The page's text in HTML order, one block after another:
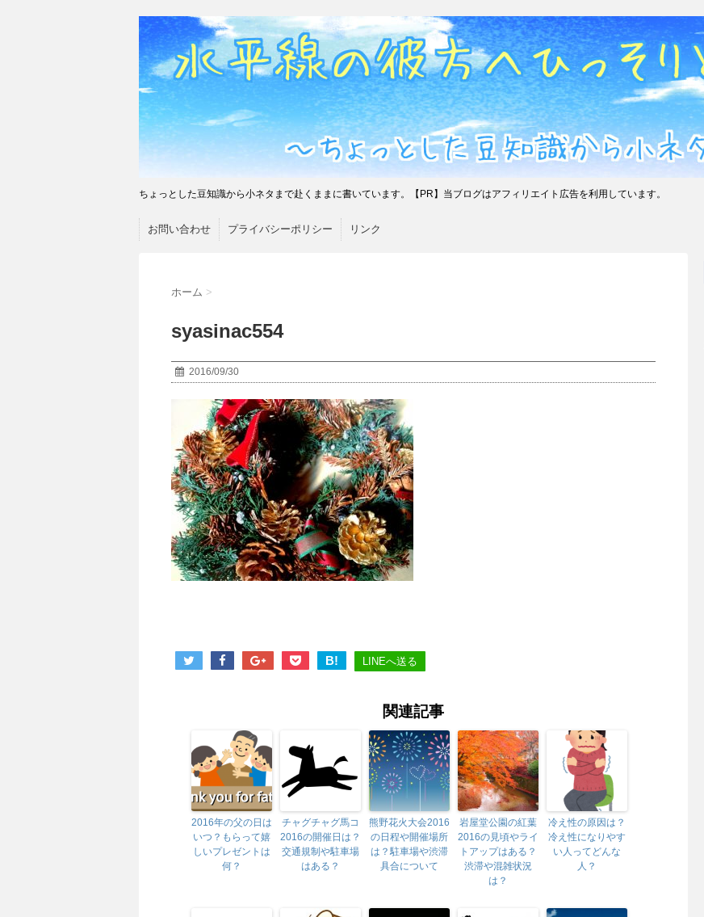
ちょっとした豆知識から小ネタまで赴くままに書いています。【PR】当ブログはアフィリエイト広告を利用しています。
お問い合わせ プライバシーポリシー リンク
ホーム >
syasinac554
2016/09/30
B! LINEへ送る
関連記事
2016年の父の日は
いつ？もらって嬉
しいプレゼントは
何？
チャグチャグ馬コ
2016の開催日は？
交通規制や駐車場
はある？
熊野花火大会2016
の日程や開催場所
は？駐車場や渋滞
具合について
岩屋堂公園の紅葉
2016の見頃やライ
トアップはある？
渋滞や混雑状況
は？
冷え性の原因は？
冷え性になりやす
い人ってどんな
人？